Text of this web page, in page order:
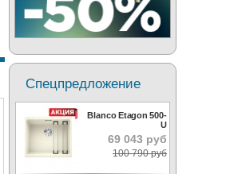
Спецпредложение
Blanco Etagon 500-
U
69 043 руб
100 790 руб